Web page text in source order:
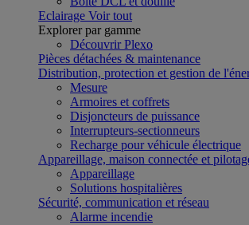
Eclairage Voir tout
Explorer par gamme
Découvrir Plexo
Pièces détachées & maintenance
Distribution, protection et gestion de
Mesure
Armoires et coffrets
Disjoncteurs de puissance
Interrupteurs-sectionneurs
Recharge pour véhicule électrique
Appareillage, maison connectée et
Appareillage
Solutions hospitalières
Sécurité, communication et réseau
Alarme incendie